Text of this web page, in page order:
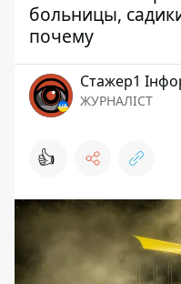
больницы,
почему
Стажер1
ЖУРНАЛІСТ
👍